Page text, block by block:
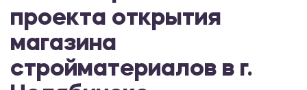
проекта открытия
магазина
стройматериалов в г.